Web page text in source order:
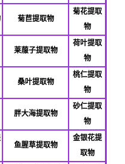
菊苣提取物
菊花提取
物
莱菔子提取物
荷叶提取
物
桑叶提取物
桃仁提取
物
胖大海提取物
砂仁提取
物
鱼腥草提取物
金银花提
取物